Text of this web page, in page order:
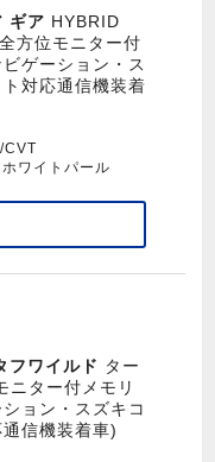
ギア HYBRID
方位モニター付
ビゲーション・ス
対応通信機装着
CVT
ワイトパール
フワイルド ター
ニター付メモリ
ョン・スズキコ
信機装着車)